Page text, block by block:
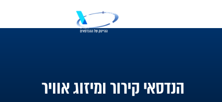
הנדסאי קירור ומיזוג אוויר